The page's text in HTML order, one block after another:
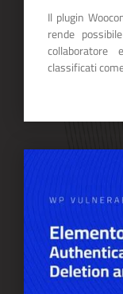
Il plugin
rende
classificati